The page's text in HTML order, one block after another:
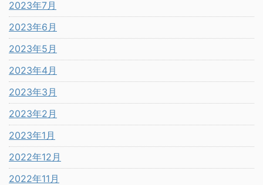
2023年7月
2023年6月
2023年5月
2023年4月
2023年3月
2023年2月
2023年1月
2022年12月
2022年11月